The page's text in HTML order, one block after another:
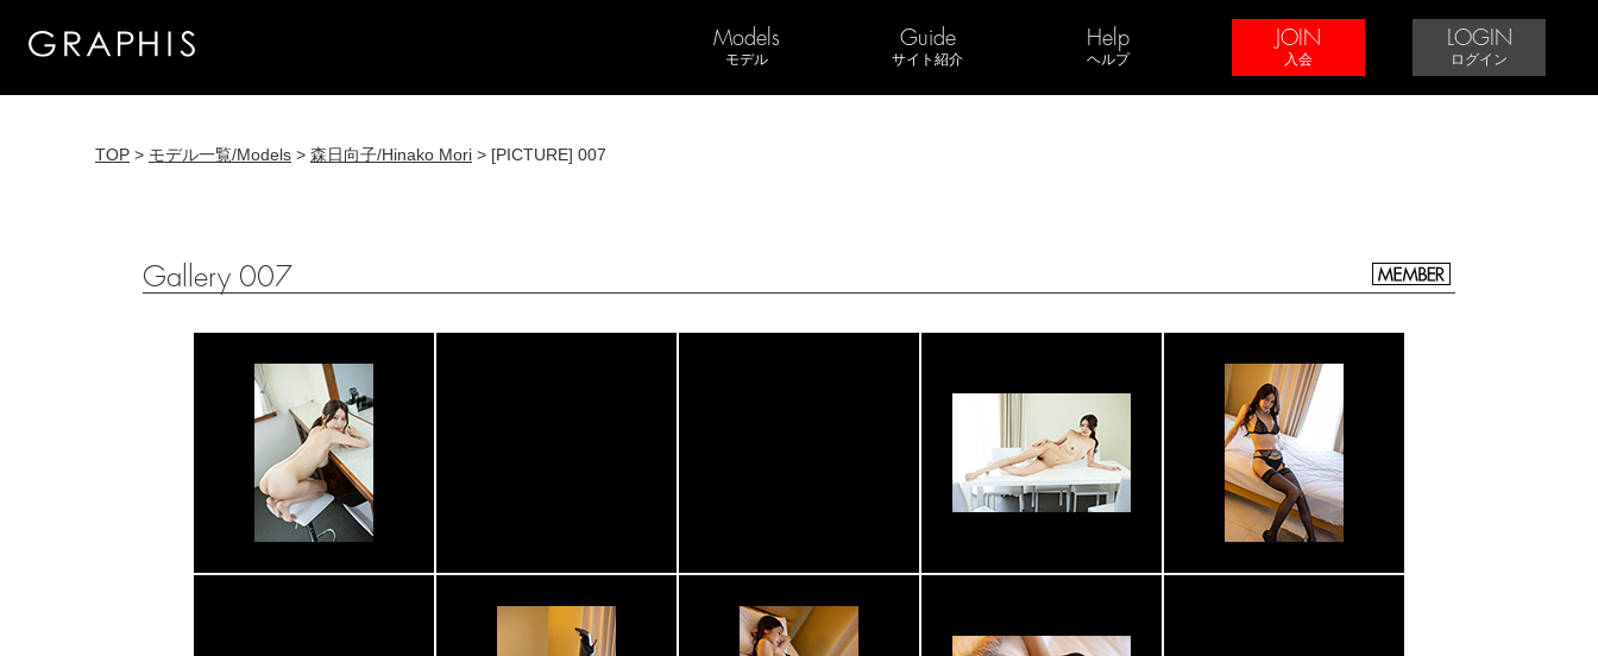
Models
モデル
Guide
サイト紹介
Help
ヘルプ
JOIN
入会
LOGIN
ログイン
TOP > モデル一覧/Models > 森日向子/Hinako Mori > [PICTURE] 007
Gallery 007